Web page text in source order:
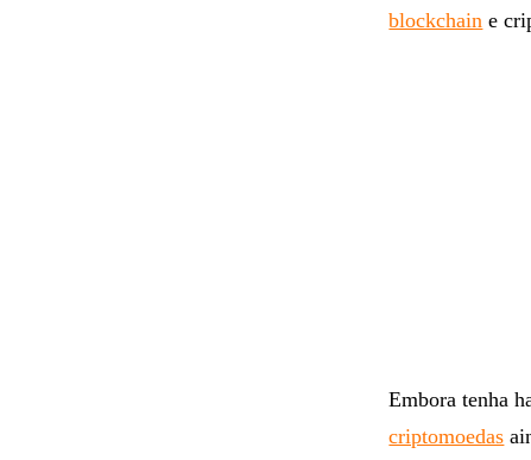
blockchain e
Embora tenha
criptomoedas